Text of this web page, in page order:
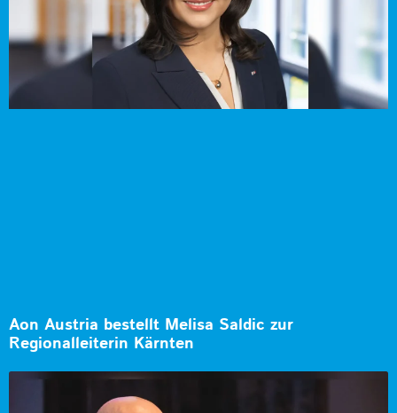
Aon Austria bestellt Melisa Saldic zur
Regionalleiterin Kärnten